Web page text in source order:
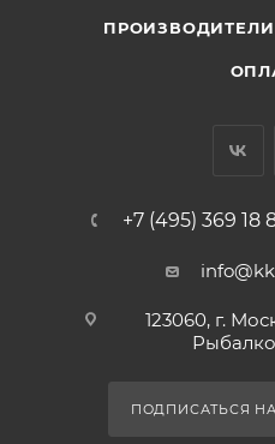
ПРОИЗВОДИТЕЛИ
+7 (495) 369 18
123060, г.
ПОДПИСАТЬСЯ